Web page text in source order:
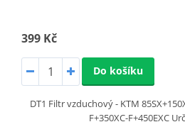
399 Kč
Do košíku
DT1 Filtr vzduchový - KTM
F+350XC-F+450EXC